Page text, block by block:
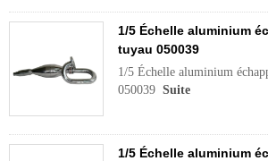
1/5 Échelle aluminium
tuyau 050039
1/5 Échelle aluminium
050039 Suite
1/5 Échelle aluminium